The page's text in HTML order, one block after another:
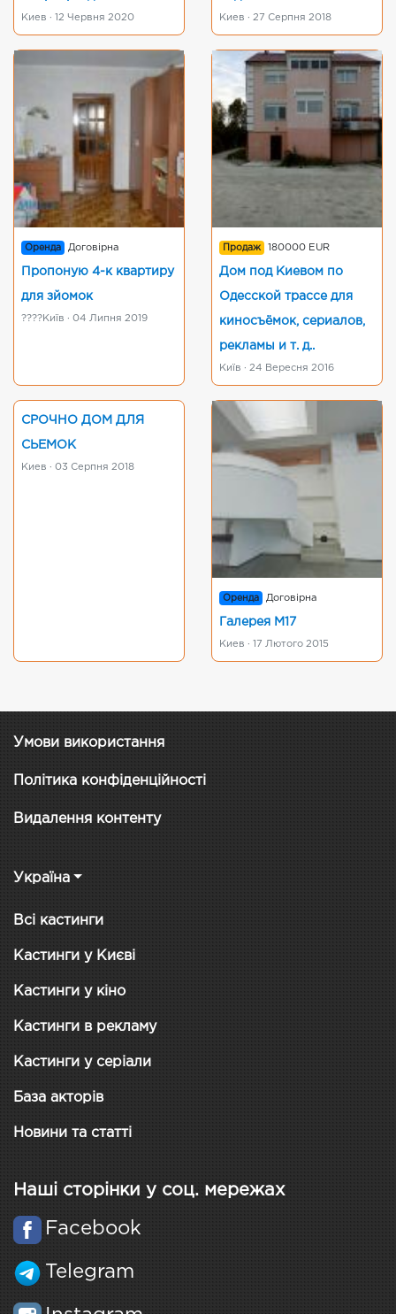
Киев · 12 Червня 2020 Киев · 27 Серпня 2018
Оренда Договірна
Пропоную 4-к квартиру
для зйомок
????Київ · 04 Липня 2019
Продаж 180000 EUR
Дом под Киевом по
Одесской трассе для
киносъёмок, сериалов,
рекламы и т. д..
Київ · 24 Вересня 2016
СРОЧНО ДОМ ДЛЯ
СЬЕМОК
Киев · 03 Серпня 2018
Оренда Договірна
Галерея М17
Киев · 17 Лютого 2015
Умови використання
Політика конфіденційності
Видалення контенту
Україна
Всі кастинги
Кастинги у Києві
Кастинги у кіно
Кастинги в рекламу
Кастинги у серіали
База акторів
Новини та статті
Наші сторінки у соц. мережах
Facebook
Telegram